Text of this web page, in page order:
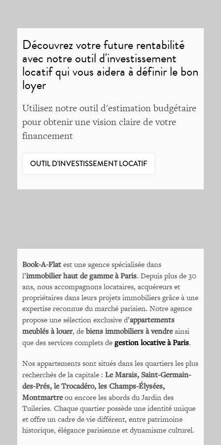
Découvrez votre future rentabilité
avec notre outil d'investissement
locatif qui vous aidera à définir le bon
loyer
Utilisez notre outil d'estimation budgétaire
pour obtenir une vision claire de votre
financement
OUTIL D'INVESTISSEMENT LOCATIF
Book-A-Flatest une agence spécialisée dans
l’immobilier haut de gamme à Paris. Depuis plus de 30
ans, nous accompagnons locataires, acquéreurs et
propriétaires dans leurs projets immobiliers grâce à une
expertise reconnue du marché parisien. Notre agence
propose une sélection exclusive d’appartements
meublés à louer, de biens immobiliers à vendreainsi
que des services complets de gestion locative à Paris.
Nos appartements sont situés dans les quartiers les plus
recherchés de la capitale : Le Marais, Saint-Germain-
des-Prés, le Trocadéro, les Champs-Élysées,
Montmartreou encore les abords du Jardin des
Tuileries. Chaque quartier possède une identité unique
et offre un cadre de vie différent, entre patrimoine
historique, élégance parisienne et dynamisme culturel.